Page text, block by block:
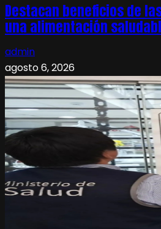
Destacan beneficios de
una alimentación
admin
agosto 6, 2026